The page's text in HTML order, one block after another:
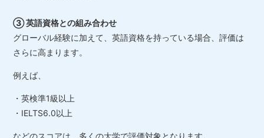
③ 英語資格との組み合わせ
グローバル経験に加えて、英語資格を持っている場合、評価は
さらに高まります。
例えば、
・英検準1級以上
・IELTS6.0以上
などのスコアは、多くの大学で評価対象となります。